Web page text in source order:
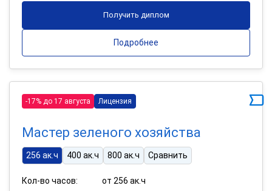
Получить диплом
Подробнее
-17% до 17 августа Лицензия
Мастер зеленого хозяйства
256 ак.ч 400 ак.ч 800 ак.ч Сравнить
Кол-во часов:
от 256 ак.ч